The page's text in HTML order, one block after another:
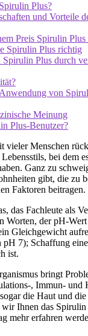
Plus?
und Vorteile
​​Preis Spirulin Plus
Spirulin Plus richtig
Plus durch
von
Meinung
Plus-Benutzer?
vieler Menschen
bei dem
Ganz zu
gibt, die zu
Faktoren beitragen.
das Fachleute als
Worten, der pH-
Gleichgewicht
7); Schaffung
ist.
bringt
, Immun- und
die Haut und
Ihnen das
mehr erfahren